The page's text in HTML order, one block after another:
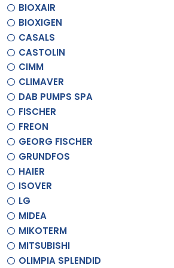
BIOXAIR
BIOXIGEN
CASALS
CASTOLIN
CIMM
CLIMAVER
DAB PUMPS SPA
FISCHER
FREON
GEORG FISCHER
GRUNDFOS
HAIER
ISOVER
LG
MIDEA
MIKOTERM
MITSUBISHI
OLIMPIA SPLENDID